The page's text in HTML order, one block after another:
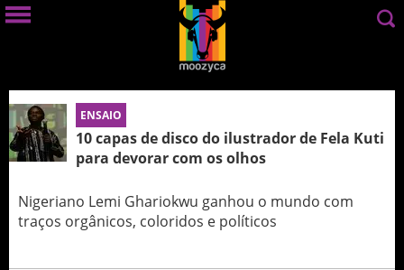
ENSAIO
10 capas de disco do ilustrador de Fela Kuti
para devorar com os olhos
Nigeriano Lemi Ghariokwu ganhou o mundo com
traços orgânicos, coloridos e políticos